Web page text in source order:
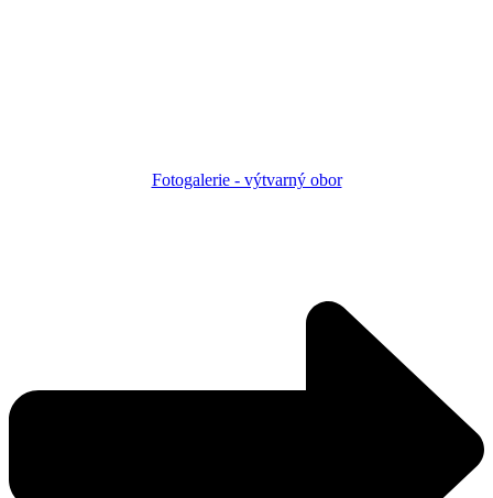
Fotogalerie - výtvarný obor